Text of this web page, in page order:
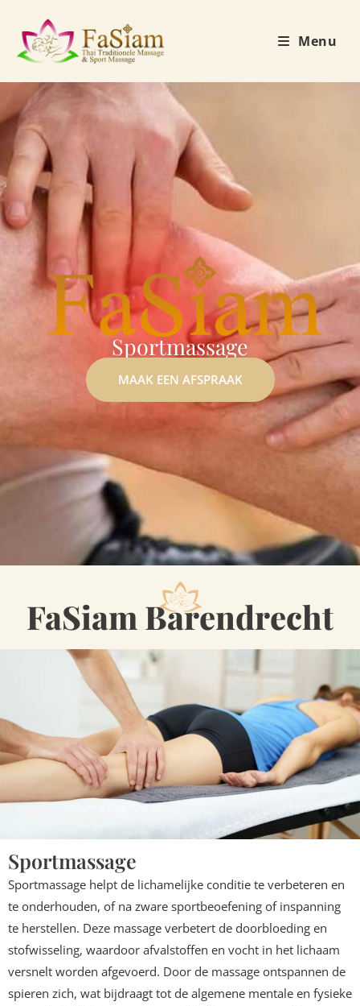
Menu
Sportmassage
MAAK EEN AFSPRAAK
FaSiam Barendrecht
Sportmassage
Sportmassage helpt de lichamelijke conditie te verbeteren en
te onderhouden, of na zware sportbeoefening of inspanning
te herstellen. Deze massage verbetert de doorbloeding en
stofwisseling, waardoor afvalstoffen en vocht in het lichaam
versnelt worden afgevoerd. Door de massage ontspannen de
spieren zich, wat bijdraagt tot de algemene mentale en fysieke